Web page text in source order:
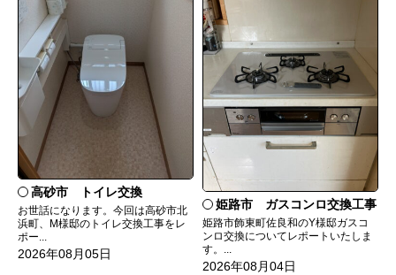
高砂市 トイレ交換
お世話になります。今回は高砂市北
浜町、M様邸のトイレ交換工事をレ
ポー...
2026年08月05日
姫路市 ガスコンロ交換工事
姫路市飾東町佐良和のY様邸ガスコ
ンロ交換についてレポートいたしま
す。...
2026年08月04日